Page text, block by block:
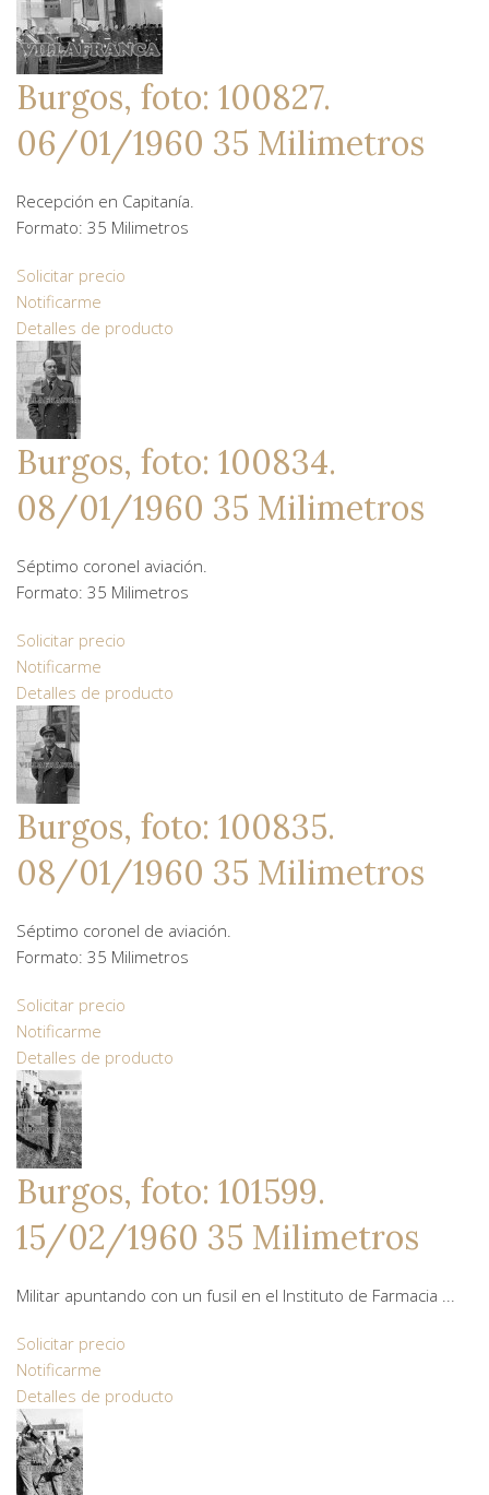
Burgos, foto: 100827.
06/01/1960 35 Milimetros
Recepción en Capitanía.
Formato: 35 Milimetros
Solicitar precio
Notificarme
Detalles de producto
Burgos, foto: 100834.
08/01/1960 35 Milimetros
Séptimo coronel aviación.
Formato: 35 Milimetros
Solicitar precio
Notificarme
Detalles de producto
Burgos, foto: 100835.
08/01/1960 35 Milimetros
Séptimo coronel de aviación.
Formato: 35 Milimetros
Solicitar precio
Notificarme
Detalles de producto
Burgos, foto: 101599.
15/02/1960 35 Milimetros
Militar apuntando con un fusil en el Instituto de Farmacia ...
Solicitar precio
Notificarme
Detalles de producto